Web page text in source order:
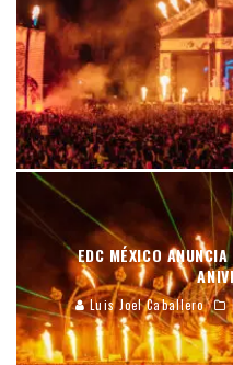
EDC MÉXICO
Luis Joel Caballero